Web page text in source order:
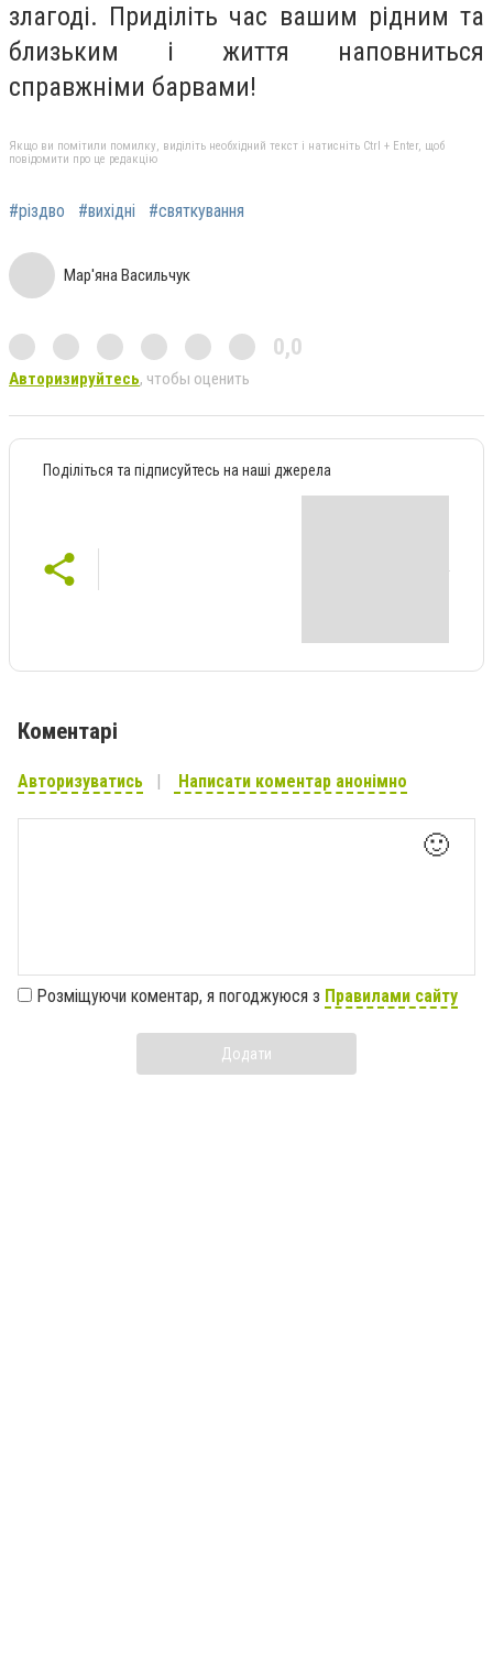
злагоді. Приділіть час вашим рідним та
близьким і життя наповниться
справжніми барвами!
Якщо ви помітили помилку, виділіть необхідний текст і натисніть Ctrl + Enter, щоб
повідомити про це редакцію
#різдво #вихідні #святкування
Мар'яна Васильчук
0,0
Авторизируйтесь, чтобы оценить
Поділіться та підписуйтесь на наші джерела
Коментарі
Авторизуватись Написати коментар анонімно
🙂
Розміщуючи коментар, я погоджуюся з Правилами сайту
Додати